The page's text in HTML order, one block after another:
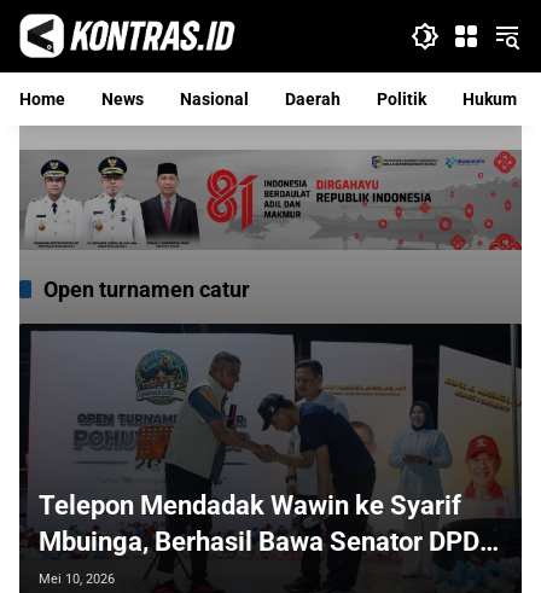
Langsung
konten
Home
News Nasional Daerah Politik Hukum
Open turnamen catur
Telepon Mendadak Wawin ke Syarif
Mbuinga, Berhasil Bawa Senator DPD
RI ke Arena Pohuwato Cup 2026
Mei 10, 2026